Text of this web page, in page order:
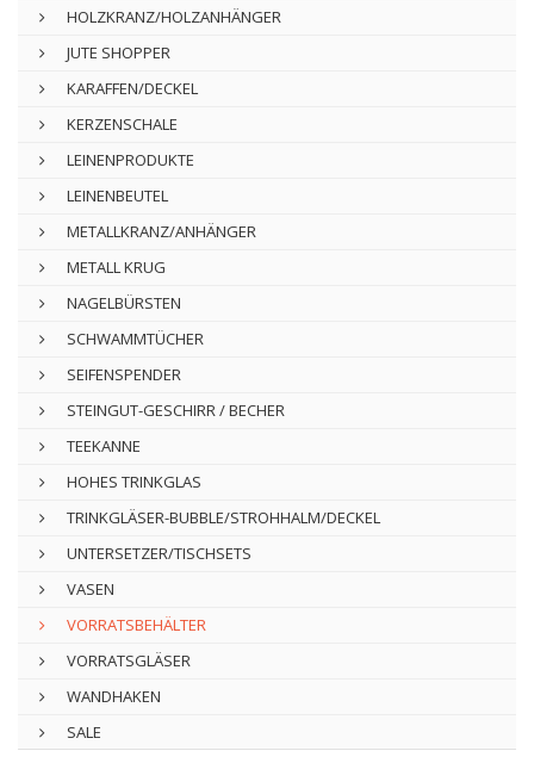
HOLZKRANZ/HOLZANHÄNGER
JUTE SHOPPER
KARAFFEN/DECKEL
KERZENSCHALE
LEINENPRODUKTE
LEINENBEUTEL
METALLKRANZ/ANHÄNGER
METALL KRUG
NAGELBÜRSTEN
SCHWAMMTÜCHER
SEIFENSPENDER
STEINGUT-GESCHIRR / BECHER
TEEKANNE
HOHES TRINKGLAS
TRINKGLÄSER-BUBBLE/STROHHALM/DECKEL
UNTERSETZER/TISCHSETS
VASEN
VORRATSBEHÄLTER
VORRATSGLÄSER
WANDHAKEN
SALE